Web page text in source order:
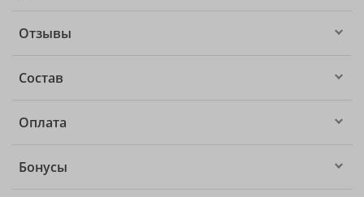
Отзывы
Состав
Оплата
Бонусы